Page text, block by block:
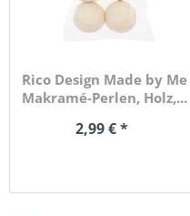
Rico Design Made by Me
Makramé-Perlen, Holz,...
2,99 € *